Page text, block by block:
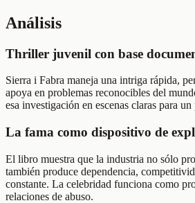
Análisis
Thriller juvenil con base
Sierra i Fabra maneja una intriga rápida,
apoya en problemas reconocibles del
esa investigación en escenas claras para
La fama como dispositivo de
El libro muestra que la industria no sólo
también produce dependencia,
constante. La celebridad funciona como
relaciones de abuso.